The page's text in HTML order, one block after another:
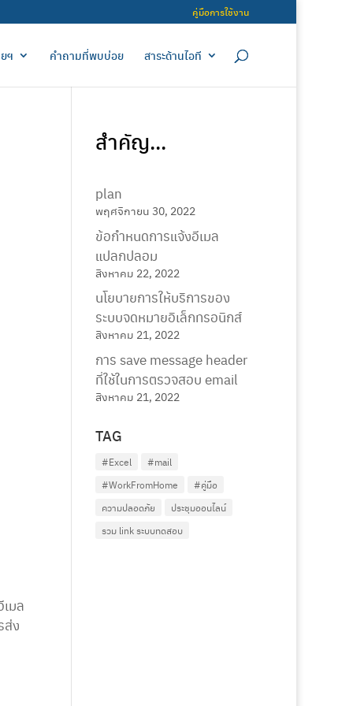
คู่มือการใช้งาน
ฯ คำถามที่พบบ่อย สาระด้านไอที
มล
ส่ง
สำคัญ...
plan
พฤศจิกายน 30, 2022
ข้อกำหนดการแจ้งอีเมล
แปลกปลอม
สิงหาคม 22, 2022
นโยบายการให้บริการของ
ระบบจดหมายอิเล็กทรอนิกส์
สิงหาคม 21, 2022
การ save message header
ที่ใช้ในการตรวจสอบ email
สิงหาคม 21, 2022
TAG
#Excel
#mail
#WorkFromHome
#คู่มือ
ความปลอดภัย
ประชุมออนไลน์
รวม link ระบบทดสอบ